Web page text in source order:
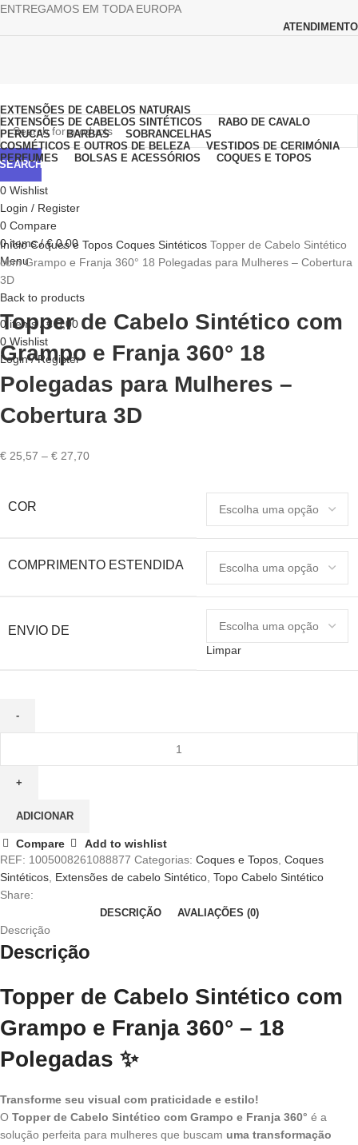
ENTREGAMOS EM TODA EUROPA
ATENDIMENTO
SEARCH
0 Wishlist
Login / Register
0 Compare
0items / €0,00
Menu
0 items / €0,00
0 Wishlist
Login / Register
EXTENSÕES DE CABELOS NATURAIS
EXTENSÕES DE CABELOS SINTÉTICOS
RABO DE CAVALO
PERUCAS
BARBAS
SOBRANCELHAS
COSMÉTICOS E OUTROS DE BELEZA
VESTIDOS DE CERIMÓNIA
PERFUMES
BOLSAS E ACESSÓRIOS COQUES E TOPOS
Click to enlarge
InícioCoques e Topos Coques Sintéticos Topper de Cabelo Sintético
com Grampo e Franja 360° 18 Polegadas para Mulheres – Cobertura
3D
Back to products
Topper de Cabelo Sintético com
Grampo e Franja 360° 18
Polegadas para Mulheres –
Cobertura 3D
€ 25,57 – € 27,70Price
COR
COMPRIMENTO ESTENDIDA
ENVIO DE
Limpar
Cabelo
com
Grampo
e
Franja
18
Polegadas
Mulheres
Cobertura
3D
ADICIONAR
Compare
Add to wishlist
REF: 1005008261088877 Categorias: Coques e Topos, Coques
Sintéticos, Extensões de cabelo Sintético, Topo Cabelo Sintético
Share:
DESCRIÇÃO AVALIAÇÕES (0)
Descrição
Descrição
Topper de Cabelo Sintético com
Grampo e Franja 360° – 18
Polegadas ✨
Transforme seu visual com praticidade e estilo!
O Topper de Cabelo Sintético com Grampo e Franja 360° é a
solução perfeita para mulheres que buscam uma transformação